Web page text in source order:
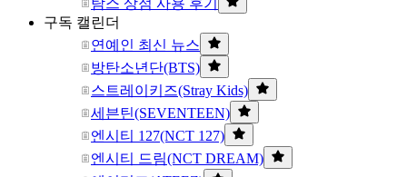
탐스 상점 사용 후기
구독 캘린더
연예인 최신 뉴스
방탄소년단(BTS)
스트레이키즈(Stray Kids)
세븐틴(SEVENTEEN)
엔시티 127(NCT 127)
엔시티 드림(NCT DREAM)